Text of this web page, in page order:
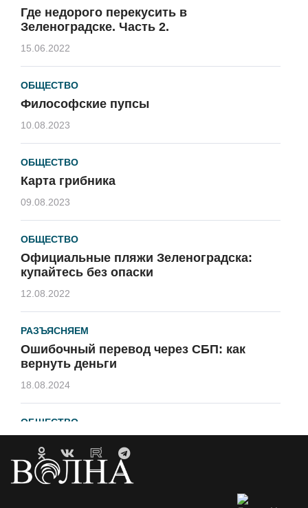
Где недорого перекусить в
Зеленоградске. Часть 2.
15.06.2022
ОБЩЕСТВО
Философские пупсы
10.08.2023
ОБЩЕСТВО
Карта грибника
09.08.2023
ОБЩЕСТВО
Официальные пляжи Зеленоградска:
купайтесь без опаски
12.08.2022
РАЗЪЯСНЯЕМ
Ошибочный перевод через СБП: как
вернуть деньги
18.08.2024
ОБЩЕСТВО
21.04.2023